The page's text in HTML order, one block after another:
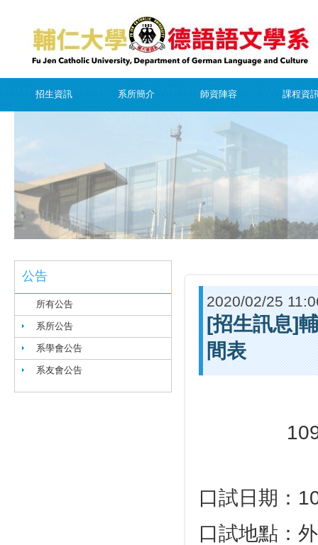
招生資訊 系所簡介 師資陣容 課程資
公告
所有公告
系所公告
系學會公告
系友會公告
2020/02/25
[招生訊息]
間表
口試日期：
口試地點：